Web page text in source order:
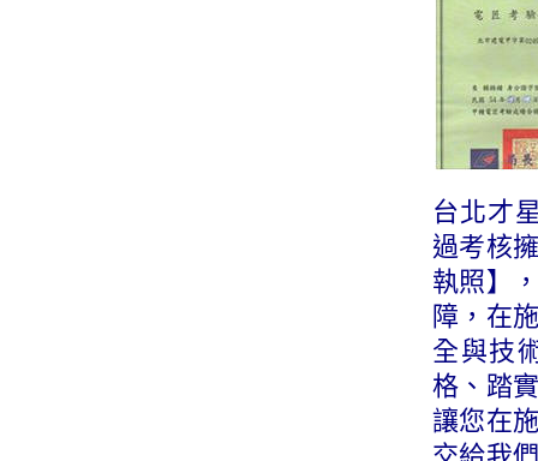
台北才
過考核
執照】
障，在
全與技
格、踏
讓您在